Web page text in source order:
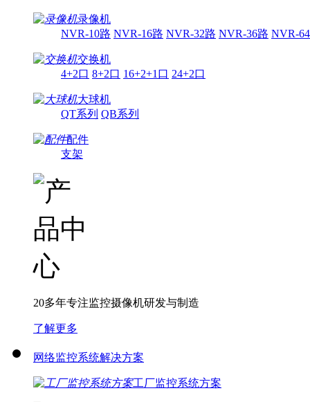
录像机
NVR-10路 NVR-16路 NVR-32路 NVR-36路 NVR-
交换机
4+2口 8+2口 16+2+1口 24+2口
大球机
QT系列 QB系列
配件
支架
20多年专注监控摄像机研发与制造
了解更多
网络监控系统解决方案
工厂监控系统方案